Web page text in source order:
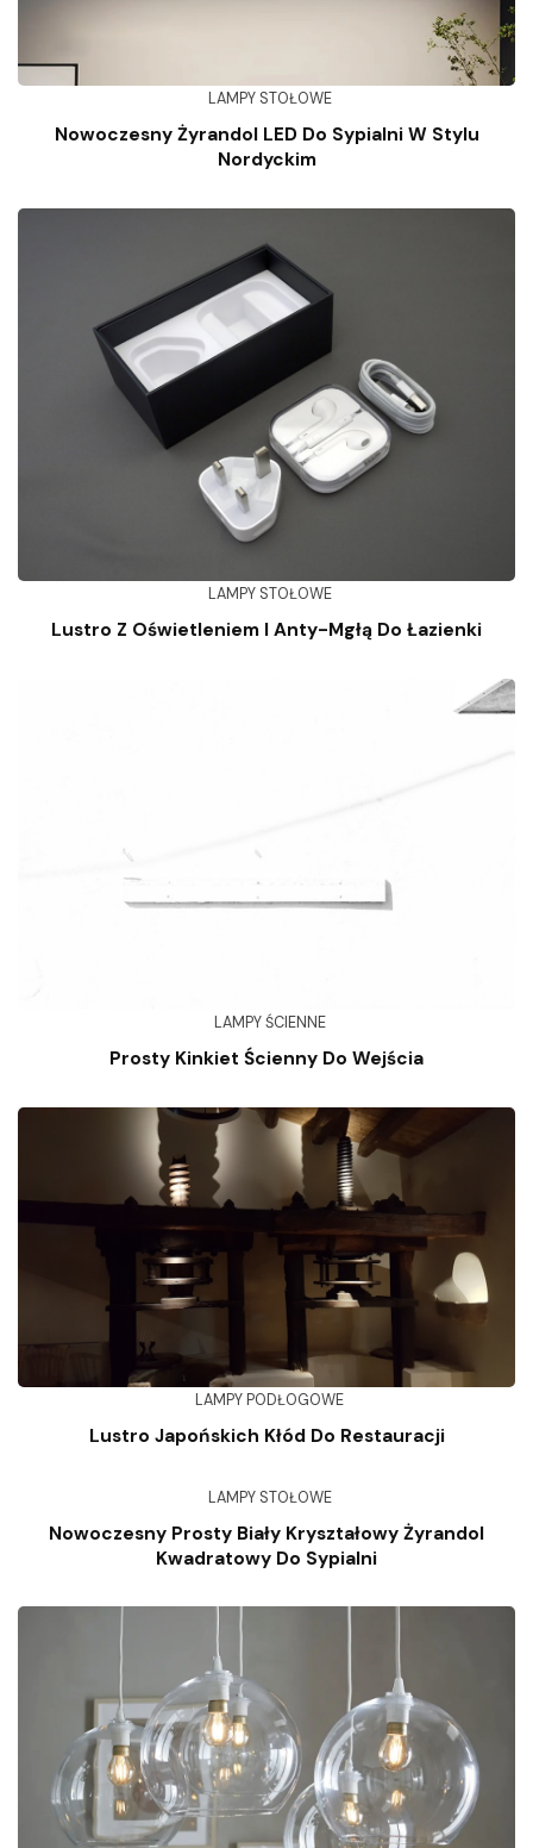
LAMPY STOŁOWE
Nowoczesny Żyrandol LED Do Sypialni W Stylu
Nordyckim
LAMPY STOŁOWE
Lustro Z Oświetleniem I Anty-Mgłą Do Łazienki
LAMPY ŚCIENNE
Prosty Kinkiet Ścienny Do Wejścia
LAMPY PODŁOGOWE
Lustro Japońskich Kłód Do Restauracji
LAMPY STOŁOWE
Nowoczesny Prosty Biały Kryształowy Żyrandol
Kwadratowy Do Sypialni